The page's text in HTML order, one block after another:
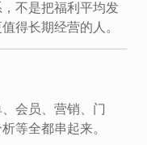
不是把福利平均发
得长期经营的人。
会员、营销、门
等全都串起来。